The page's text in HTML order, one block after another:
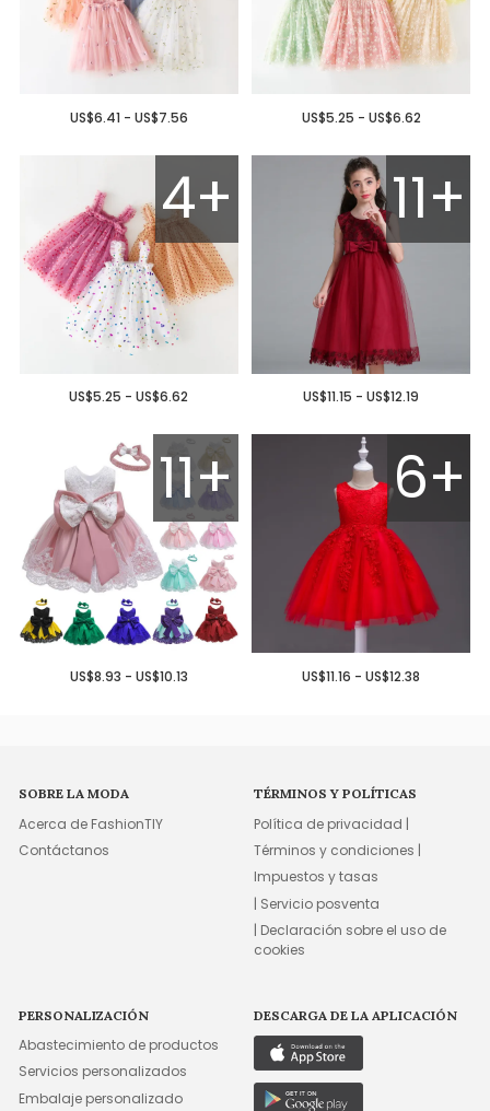
US$6.41 - US$7.56 US$5.25 - US$6.62
4+
US$5.25 - US$6.62
11+
US$11.15 - US$12.19
11+
US$8.93 - US$10.13
6+
US$11.16 - US$12.38
SOBRE LA MODA
Acerca de FashionTIY
Contáctanos
TÉRMINOS Y POLÍTICAS
Política de privacidad |
Términos y condiciones |
Impuestos y tasas
| Servicio posventa
| Declaración sobre el uso de
cookies
PERSONALIZACIÓN
Abastecimiento de productos
Servicios personalizados
Embalaje personalizado
DESCARGA DE LA APLICACIÓN